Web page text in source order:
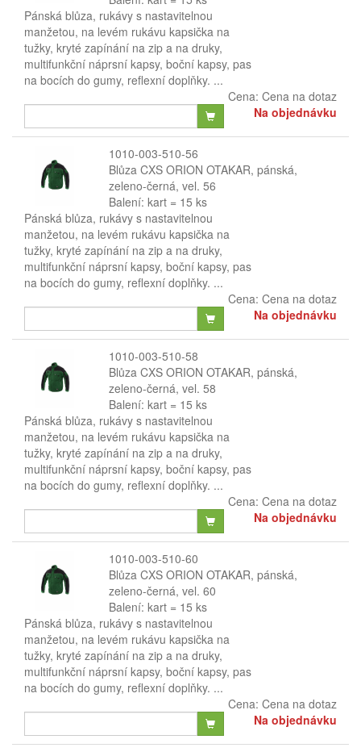
Pánská blůza, rukávy s nastavitelnou
manžetou, na levém rukávu kapsička na
tužky, kryté zapínání na zip a na druky,
multifunkční náprsní kapsy, boční kapsy, pas
na bocích do gumy, reflexní doplňky. ...
Cena: Cena na dotaz
Na objednávku
1010-003-510-56
Blůza CXS ORION OTAKAR, pánská,
zeleno-černá, vel. 56
Balení: kart = 15 ks
Pánská blůza, rukávy s nastavitelnou
manžetou, na levém rukávu kapsička na
tužky, kryté zapínání na zip a na druky,
multifunkční náprsní kapsy, boční kapsy, pas
na bocích do gumy, reflexní doplňky. ...
Cena: Cena na dotaz
Na objednávku
1010-003-510-58
Blůza CXS ORION OTAKAR, pánská,
zeleno-černá, vel. 58
Balení: kart = 15 ks
Pánská blůza, rukávy s nastavitelnou
manžetou, na levém rukávu kapsička na
tužky, kryté zapínání na zip a na druky,
multifunkční náprsní kapsy, boční kapsy, pas
na bocích do gumy, reflexní doplňky. ...
Cena: Cena na dotaz
Na objednávku
1010-003-510-60
Blůza CXS ORION OTAKAR, pánská,
zeleno-černá, vel. 60
Balení: kart = 15 ks
Pánská blůza, rukávy s nastavitelnou
manžetou, na levém rukávu kapsička na
tužky, kryté zapínání na zip a na druky,
multifunkční náprsní kapsy, boční kapsy, pas
na bocích do gumy, reflexní doplňky. ...
Cena: Cena na dotaz
Na objednávku